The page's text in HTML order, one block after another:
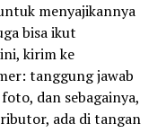
menyajikannya
bisa ikut
kirim ke
tanggung jawab
dan sebagainya,
ada di tangan